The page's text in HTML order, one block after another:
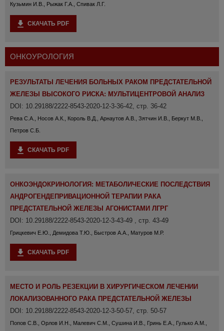
Кузьмин И.В., Рыжак Г.А., Спивак Л.Г.
СКАЧАТЬ PDF
ОНКОУРОЛОГИЯ
РЕЗУЛЬТАТЫ ЛЕЧЕНИЯ БОЛЬНЫХ РАКОМ ПРЕДСТАТЕЛЬНОЙ
ЖЕЛЕЗЫ ВЫСОКОГО РИСКА: МУЛЬТИЦЕНТРОВОЙ АНАЛИЗ
DOI: 10.29188/2222-8543-2020-12-3-36-42, стр. 36-42
Рева С.А., Носов А.К., Король В.Д., Арнаутов А.В., Зятчин И.В., Беркут М.В.,
Петров С.Б.
СКАЧАТЬ PDF
ОНКОЭНДОКРИНОЛОГИЯ: МЕТАБОЛИЧЕСКИЕ ПОСЛЕДСТВИЯ
АНДРОГЕНДЕПРИВАЦИОННОЙ ТЕРАПИИ РАКА
ПРЕДСТАТЕЛЬНОЙ ЖЕЛЕЗЫ АГОНИСТАМИ ЛГРГ
DOI: 10.29188/2222-8543-2020-12-3-43-49 , стр. 43-49
Грицкевич Е.Ю., Демидова Т.Ю., Быстров А.А., Матуров М.Р.
СКАЧАТЬ PDF
МЕСТО И РОЛЬ РЕЗЕКЦИИ В ХИРУРГИЧЕСКОМ ЛЕЧЕНИИ
ЛОКАЛИЗОВАННОГО РАКА ПРЕДСТАТЕЛЬНОЙ ЖЕЛЕЗЫ
DOI: 10.29188/2222-8543-2020-12-3-50-57, стр. 50-57
Попов С.В., Орлов И.Н., Малевич С.М., Сушина И.В., Гринь Е.А., Гулько А.М.,